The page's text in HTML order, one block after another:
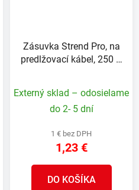
Zásuvka Strend Pro, na
predlžovací kábel, 250 V,
Externý sklad – odosielame
do 2- 5 dní
1 € bez DPH
1,23 €
DO KOŠÍKA